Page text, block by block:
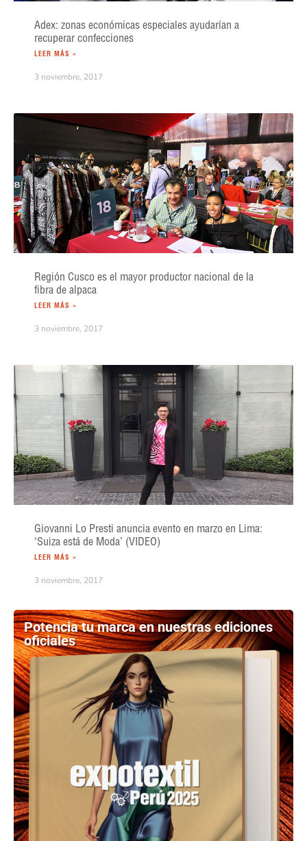
Adex: zonas económicas especiales ayudarían a
recuperar confecciones
LEER MÁS »
3 noviembre, 2017
Región Cusco es el mayor productor nacional de la
fibra de alpaca
LEER MÁS »
3 noviembre, 2017
Giovanni Lo Presti anuncia evento en marzo en Lima:
‘Suiza está de Moda’ (VIDEO)
LEER MÁS »
3 noviembre, 2017
Potencia tu marca en nuestras ediciones
oficiales